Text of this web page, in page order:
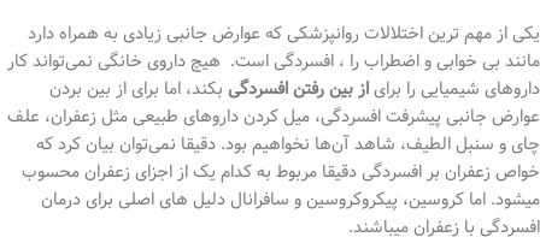
یکی از مهم ترین اختلالات روانپزشکی که عوارض جانبی زیادی به همراه دارد
مانند بی خوابی و اضطراب را ، افسردگی است. هیچ داروی خانگی نمی‌تواند کار
داروهای شیمیایی را برایاز بین رفتن افسردگی بکند، اما برای از بین بردن
عوارض جانبی پیشرفت افسردگی، میل کردن داروهای طبیعی مثل زعفران، علف
چای و سنبل الطیف، شاهد آن‌ها نخواهیم بود. دقیقا نمی‌توان بیان کرد که
خواص زعفران بر افسردگی دقیقا مربوط به کدام یک از اجزای زعفران محسوب
میشود. اما کروسین، پیکروکروسین و سافرانال دلیل های اصلی برای درمان
افسردگی با زعفران میباشند.